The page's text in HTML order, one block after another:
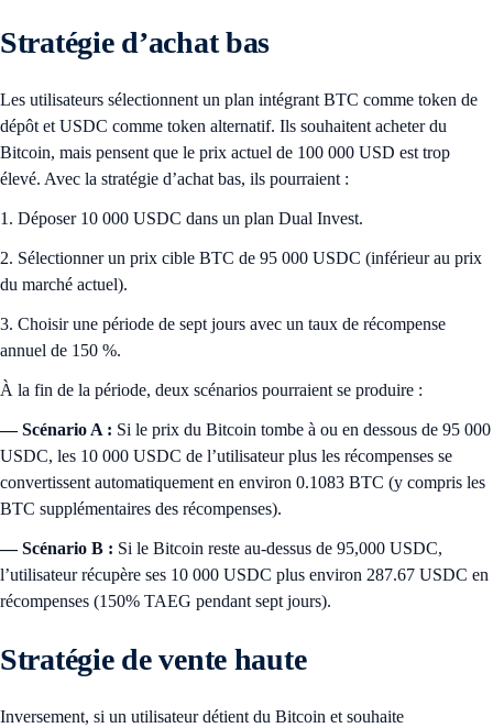
Stratégie d’achat bas
Les utilisateurs sélectionnent un plan intégrant BTC comme token de
dépôt et USDC comme token alternatif. Ils souhaitent acheter du
Bitcoin, mais pensent que le prix actuel de 100 000 USD est trop
élevé. Avec la stratégie d’achat bas, ils pourraient :
1. Déposer 10 000 USDC dans un plan Dual Invest.
2. Sélectionner un prix cible BTC de 95 000 USDC (inférieur au prix
du marché actuel).
3. Choisir une période de sept jours avec un taux de récompense
annuel de 150 %.
À la fin de la période, deux scénarios pourraient se produire :
— Scénario A : Si le prix du Bitcoin tombe à ou en dessous de 95 000
USDC, les 10 000 USDC de l’utilisateur plus les récompenses se
convertissent automatiquement en environ 0.1083 BTC (y compris les
BTC supplémentaires des récompenses).
— Scénario B : Si le Bitcoin reste au-dessus de 95,000 USDC,
l’utilisateur récupère ses 10 000 USDC plus environ 287.67 USDC en
récompenses (150% TAEG pendant sept jours).
Stratégie de vente haute
Inversement, si un utilisateur détient du Bitcoin et souhaite